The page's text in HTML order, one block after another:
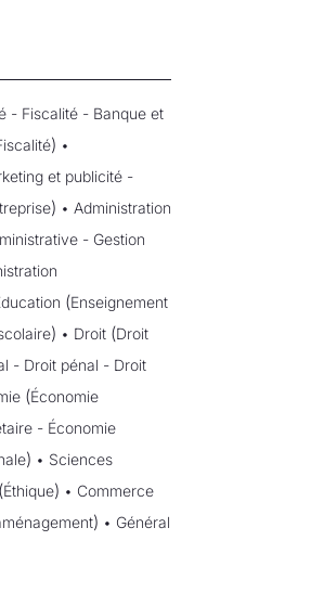
- Fiscalité - Banque et
) •
et publicité -
) • Administration
- Gestion
(Enseignement
) • Droit (Droit
- Droit pénal - Droit
(Économie
- Économie
) • Sciences
(Éthique) • Commerce
) • Général